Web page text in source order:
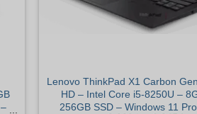
Lenovo ThinkPad X1 Carbon
HD – Intel Core i5-8250U –
256GB SSD – Windows 11